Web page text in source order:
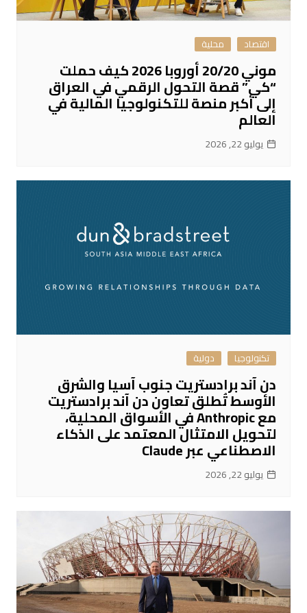
اقتصاد محلية
موني 20/20 أوروبا 2026 كيف حملت
“كي” قصة التحول الرقمي في العراق
إلى أكبر منصة للتكنولوجيا المالية في
العالم
يوليو 22, 2026
تكنولوجيا دولية
دن آند برادستريت جنوب آسيا والشرق
الأوسط تُطلق تعاون دن آند برادستريت
مع Anthropic في الأسواق المحلية،
لتحويل الامتثال المعتمد على الذكاء
الاصطناعي عبر Claude
يوليو 22, 2026